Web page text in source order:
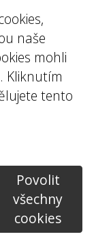
s.r.o.
naše
mohli
Kliknutím
tento
Povolit
všechny
cookies